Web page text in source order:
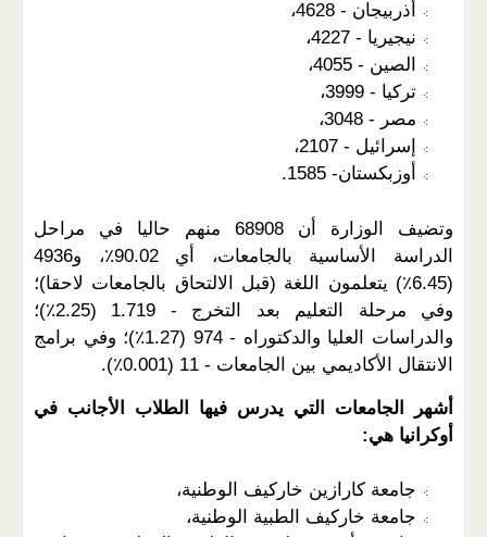
أذربيجان - 4628،
نيجيريا - 4227،
الصين - 4055،
تركيا - 3999،
مصر - 3048،
إسرائيل - 2107،
أوزبكستان- 1585.
وتضيف الوزارة أن 68908 منهم حاليا في مراحل
الدراسة الأساسية بالجامعات، أي 90.02٪، و4936
(6.45٪) يتعلمون اللغة (قبل الالتحاق بالجامعات لاحقا)؛
وفي مرحلة التعليم بعد التخرج - 1.719 (2.25٪)؛
والدراسات العليا والدكتوراه - 974 (1.27٪)؛ وفي برامج
الانتقال الأكاديمي بين الجامعات - 11 (0.001٪).
أشهر الجامعات التي يدرس فيها الطلاب الأجانب في
أوكرانيا هي:
جامعة كارازين خاركيف الوطنية،
جامعة خاركيف الطبية الوطنية،